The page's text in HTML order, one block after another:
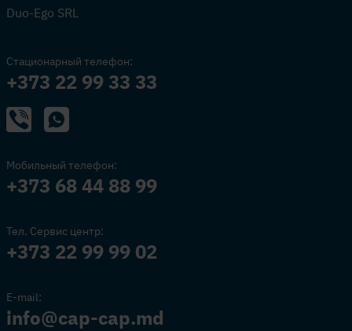
Duo-Ego SRL
Стационарный телефон:
+373 22 99 33 33
Мобильный телефон:
+373 68 44 88 99
Тел. Сервис центр:
+373 22 99 99 02
E-mail:
info@cap-cap.md